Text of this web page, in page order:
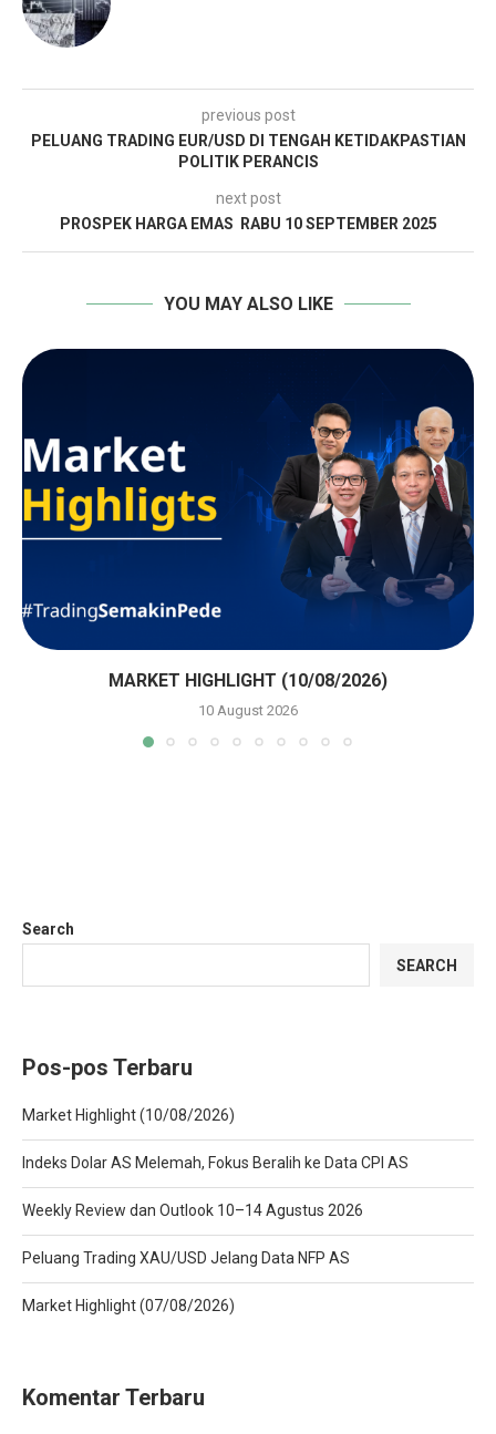
previous post
PELUANG TRADING EUR/USD DI TENGAH KETIDAKPASTIAN
POLITIK PERANCIS
next post
PROSPEK HARGA EMAS RABU 10 SEPTEMBER 2025
YOU MAY ALSO LIKE
MARKET HIGHLIGHT (10/08/2026)
10 August 2026
Search
SEARCH
Pos-pos Terbaru
Market Highlight (10/08/2026)
Indeks Dolar AS Melemah, Fokus Beralih ke Data CPI AS
Weekly Review dan Outlook 10–14 Agustus 2026
Peluang Trading XAU/USD Jelang Data NFP AS
Market Highlight (07/08/2026)
Komentar Terbaru